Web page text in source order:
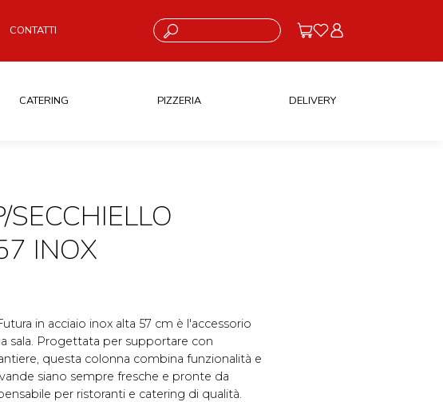
CONTATTI Cosa stai cercando?
CATERING PIZZERIA DELIVERY
INOX
in acciaio inox alta 57 cm è l'accessorio
sala. Progettata per supportare con
questa colonna combina funzionalità e
siano sempre fresche e pronte da
per ristoranti e catering di qualità.